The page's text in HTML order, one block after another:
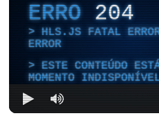
ERRO204
HLS.JS FATAL
ERROR
ESTE CONTEÚDO
MOMENTO